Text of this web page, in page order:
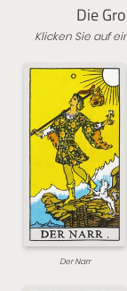
Die
Klicken Sie auf
Der Narr